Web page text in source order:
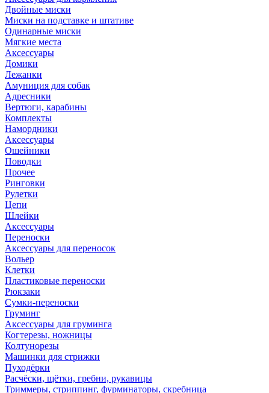
Двойные миски
Миски на подставке и штативе
Одинарные миски
Мягкие места
Аксессуары
Домики
Лежанки
Амуниция для собак
Адресники
Вертюги, карабины
Комплекты
Намордники
Аксессуары
Ошейники
Поводки
Прочее
Ринговки
Рулетки
Цепи
Шлейки
Аксессуары
Переноски
Аксессуары для переносок
Вольер
Клетки
Пластиковые переноски
Рюкзаки
Сумки-переноски
Груминг
Аксессуары для груминга
Когтерезы, ножницы
Колтунорезы
Машинки для стрижки
Пуходёрки
Расчёски, щётки, гребни, рукавицы
Триммеры, стриппинг, фурминаторы, скребница